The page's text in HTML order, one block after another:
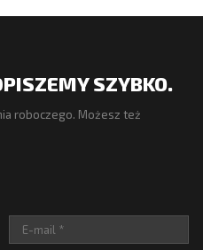
SZYBKO.
roboczego. Możesz też